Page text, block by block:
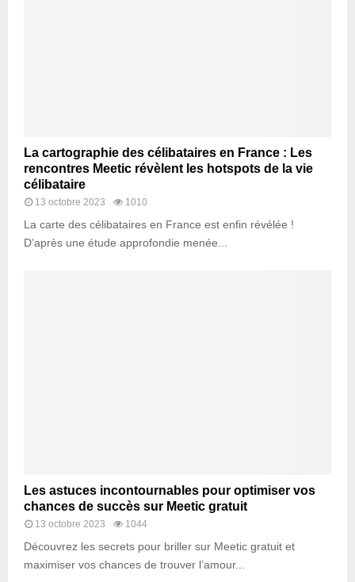
La cartographie des célibataires en France : Les
rencontres Meetic révèlent les hotspots de la vie
célibataire
13 octobre 2023 1010
La carte des célibataires en France est enfin révélée !
D’après une étude approfondie menée...
Les astuces incontournables pour optimiser vos
chances de succès sur Meetic gratuit
13 octobre 2023 1044
Découvrez les secrets pour briller sur Meetic gratuit et
maximiser vos chances de trouver l’amour...